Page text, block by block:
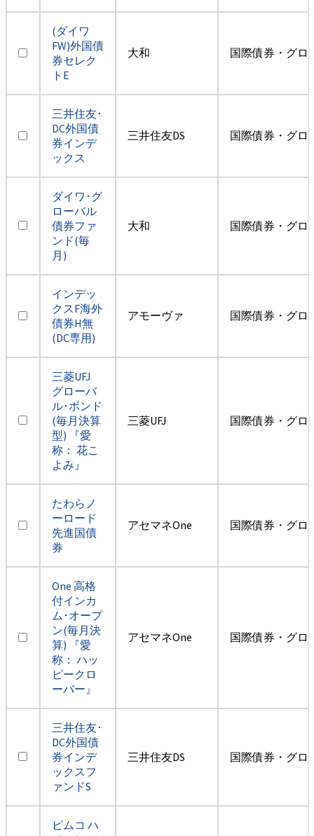
(ダイワ
FW)外国債
券セレク
トE
大和 国際債券・グロ
三井住友･
DC外国債
券インデ
ックス
三井住友DS 国際債券・グロ
ダイワ･グ
ローバル
債券ファ
ンド(毎
月)
大和 国際債券・グロ
インデッ
クスF海外
債券H無
(DC専用)
アモーヴァ 国際債券・グロ
三菱UFJ
グローバ
ル･ボンド
(毎月決算
型) 『愛
称： 花こ
よみ』
三菱UFJ 国際債券・グロ
たわらノ
ーロード
先進国債
券
アセマネOne 国際債券・グロ
One 高格
付インカ
ム･オープ
ン(毎月決
算) 『愛
称： ハッ
ピークロ
ーバー』
アセマネOne 国際債券・グロ
三井住友･
DC外国債
券インデ
ックスフ
ァンドS
三井住友DS 国際債券・グロ
ピムコ ハ